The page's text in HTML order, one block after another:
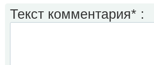
Текст комментария* :